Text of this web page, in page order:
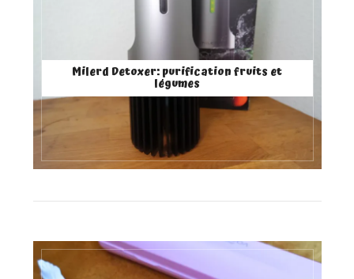
Milerd Detoxer: purification fruits et
légumes